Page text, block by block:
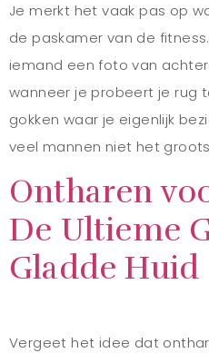
Je merkt het vaak pas op
de paskamer van de
iemand een foto van
wanneer je probeert je rug
gokken waar je eigenlijk
veel mannen niet het
Ontharen
De Ultieme
Gladde Huid
Vergeet het idee dat